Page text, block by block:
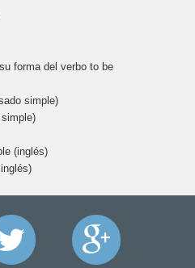
forma del verbo to be
simple)
(inglés)